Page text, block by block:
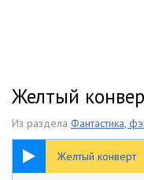
Желтый
Из раздела Фантастика,
Желтый конверт
10:43